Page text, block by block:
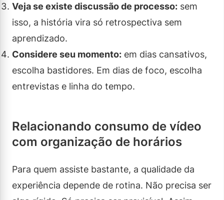
Veja se existe discussão de processo: sem
isso, a história vira só retrospectiva sem
aprendizado.
Considere seu momento: em dias cansativos,
escolha bastidores. Em dias de foco, escolha
entrevistas e linha do tempo.
Relacionando consumo de vídeo
com organização de horários
Para quem assiste bastante, a qualidade da
experiência depende de rotina. Não precisa ser